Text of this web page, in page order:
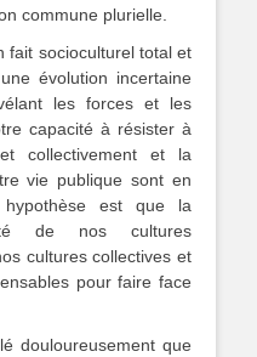
commune plurielle.
fait socioculturel total et
évolution incertaine
les forces et les
capacité à résister à
et collectivement et la
vie publique sont en
est que la
de nos cultures
cultures collectives et
pour faire face
douloureusement que